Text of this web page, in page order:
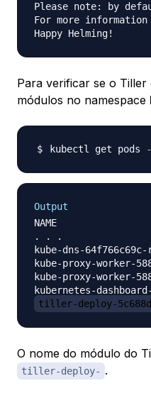
Please note: by
For more
Para verificar se o
módulos no namespace
kubectl get pods
Output
NAME
. . .
kube-dns-
kube-proxy-
kube-proxy-
tiller-deploy-
O nome do módulo do
tiller-deploy- .